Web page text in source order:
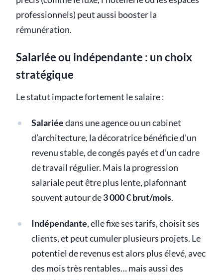
professionnels) peut aussi booster la
rémunération.
Salariée ou indépendante : un choix
stratégique
Le statut impacte fortement le salaire :
Salariéedans une agence ou un cabinet
d’architecture, la décoratrice bénéficie d’un
revenu stable, de congés payés et d’un cadre
de travail régulier. Mais la progression
salariale peut être plus lente, plafonnant
souvent autour de3 000 € brut/mois.
Indépendante, elle fixe ses tarifs, choisit ses
clients, et peut cumuler plusieurs projets. Le
potentiel de revenus est alors plus élevé, avec
des mois très rentables… mais aussi des